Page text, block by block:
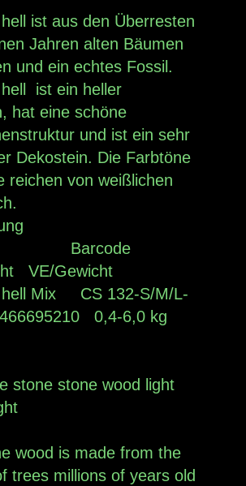
ist aus den Überresten
Jahren alten Bäumen
und ein echtes Fossil.
ist ein heller
hat eine schöne
und ist ein sehr
Dekostein. Die Farbtöne
reichen von weißlichen
Barcode
VE/Gewicht
hell Mix CS 132-S/M/L-
0,4-6,0 kg
stone stone wood light
wood is made from the
trees millions of years old